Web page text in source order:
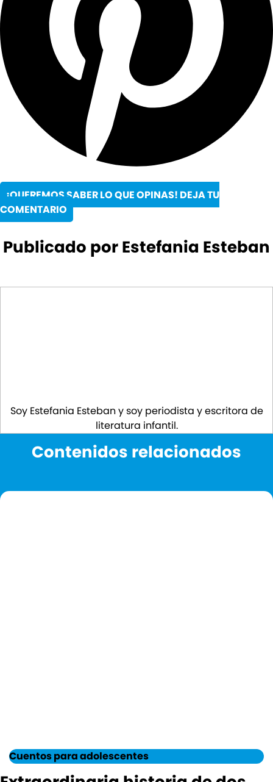
¡QUEREMOS SABER LO QUE OPINAS! DEJA TU
COMENTARIO
Publicado por Estefania Esteban
Soy Estefania Esteban y soy periodista y escritora de
literatura infantil.
Contenidos relacionados
Cuentos para adolescentes